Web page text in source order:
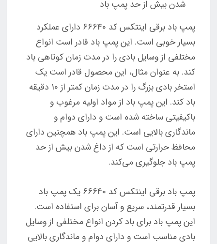
شدن بیش از حد پمپ باد
پمپ باد برقی اینتکس کد 66640 دارای عملکرد
بسیار خوبی است. این پمپ باد قادر است انواع
مختلفی از وسایل بادی را در مدت زمان کوتاهی باد
کند. به عنوان مثال، این محصول قادر است یک
استخر بادی بزرگ را در مدت زمان کمتر از 10 دقیقه
باد کند. این پمپ باد از مواد اولیه مرغوب و
باکیفیتی ساخته شده است و دارای دوام و
ماندگاری بالایی است. این پمپ باد همچنین دارای
محافظ حرارتی است که از داغ شدن بیش از حد
پمپ باد جلوگیری می‌کند.
پمپ باد برقی اینتکس کد 66640 یک پمپ باد
بسیار قدرتمند، سریع و آسان برای استفاده است.
این پمپ باد برای باد کردن انواع مختلفی از وسایل
بادی مناسب است و دارای دوام و ماندگاری بالایی